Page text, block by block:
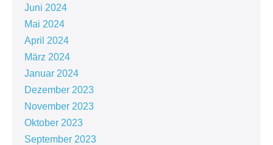
Juni 2024
Mai 2024
April 2024
März 2024
Januar 2024
Dezember 2023
November 2023
Oktober 2023
September 2023